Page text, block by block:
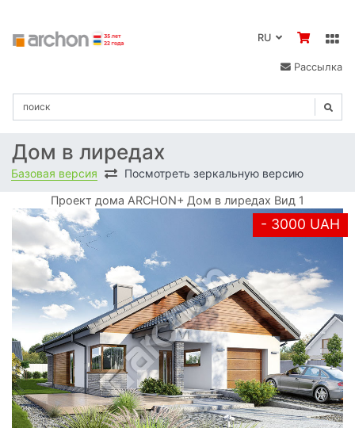
Рассылка
Дом в лиредах
Базовая версия Посмотреть зеркальную версию
Проект дома ARCHON+ Дом в лиредах Вид 1
- 3000 UAH